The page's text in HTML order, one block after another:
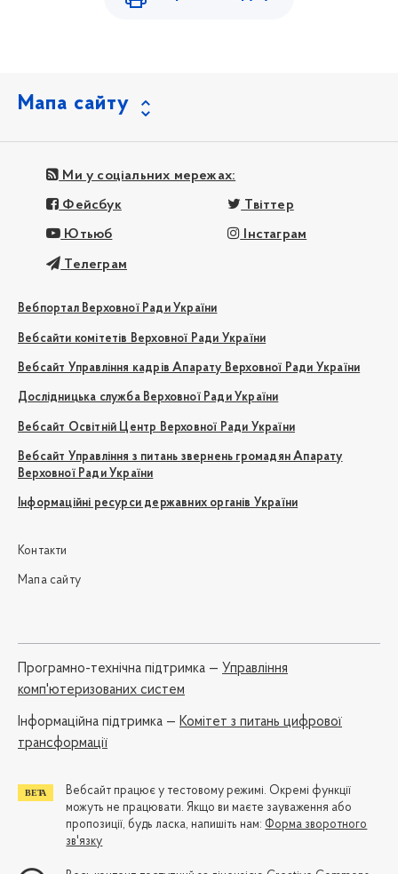
Мапа сайту
Ми у соціальних мережах:
Фейсбук Твіттер
Ютьюб Інстаграм
Телеграм
Вебпортал Верховної Ради України
Вебсайти комітетів Верховної Ради України
Вебсайт Управління кадрів Апарату Верховної Ради України
Дослідницька служба Верховної Ради України
Вебсайт Освітній Центр Верховної Ради України
Вебсайт Управління з питань звернень громадян Апарату
Верховної Ради України
Інформаційні ресурси державних органів України
Контакти
Мапа сайту
Програмно-технічна підтримка — Управління
комп'ютеризованих систем
Iнформаційна підтримка — Комітет з питань цифрової
трансформації
Вебсайт працює у тестовому режимі. Окремі функції
можуть не працювати. Якщо ви маєте зауваження або
пропозиції, будь ласка, напишіть нам: Форма зворотного
зв'язку